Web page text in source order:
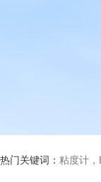
热门关键词： 粘度计